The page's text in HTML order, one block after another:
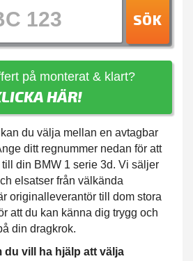
SÖK
på monterat & klart?
HÄR!
du välja mellan en avtagbar
ditt regnummer nedan för att
din BMW 1 serie 3d. Vi säljer
elsatser från välkända
originalleverantör till dom stora
att du kan känna dig trygg och
din dragkrok.
du vill ha hjälp att välja